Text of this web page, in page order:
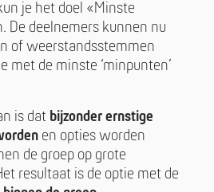
je het doel «Minste
De deelnemers kunnen nu
of weerstandsstemmen
met de minste ‘minpunten’
is dat bijzonder ernstige
en opties worden
de groep op grote
resultaat is de optie met de